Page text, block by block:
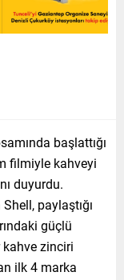
başlattığı
filmiyle kahveyi
duyurdu.
paylaştığı
güçlü
kahve zinciri
ilk 4 marka